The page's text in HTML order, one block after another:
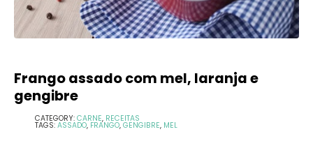
Frango assado com mel, laranja e
gengibre
CATEGORY: CARNE, RECEITAS
TAGS: ASSADO, FRANGO, GENGIBRE, MEL